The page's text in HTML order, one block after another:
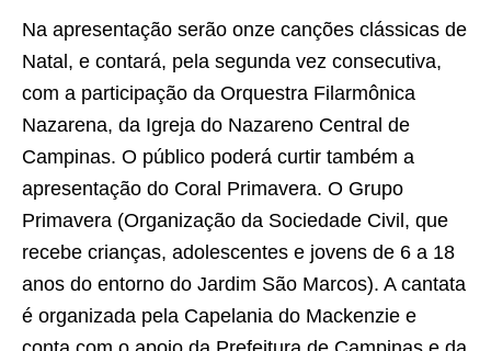
Na apresentação serão onze canções clássicas de
Natal, e contará, pela segunda vez consecutiva,
com a participação da Orquestra Filarmônica
Nazarena, da Igreja do Nazareno Central de
Campinas. O público poderá curtir também a
apresentação do Coral Primavera. O Grupo
Primavera (Organização da Sociedade Civil, que
recebe crianças, adolescentes e jovens de 6 a 18
anos do entorno do Jardim São Marcos). A cantata
é organizada pela Capelania do Mackenzie e